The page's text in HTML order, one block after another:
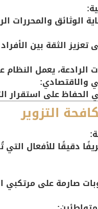
الوثائق والمحررات
الثقة بين
الرادعة، يعمل النظام
والاقتصادي:
على استقرار
التزوير
دقيقًا للأفعال التي
صارمة على مرتكبي